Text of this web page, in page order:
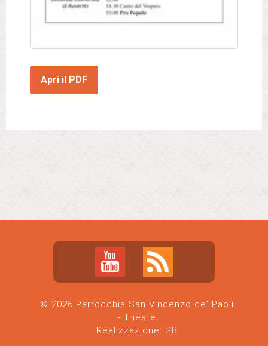
Apri il PDF
© 2026 Parrocchia San Vincenzo de' Paoli
- Trieste
Realizzazione: GB